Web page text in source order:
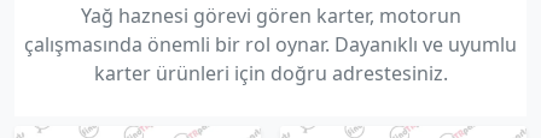
Yağ haznesi görevi gören karter, motorun
çalışmasında önemli bir rol oynar. Dayanıklı ve uyumlu
karter ürünleri için doğru adrestesiniz.